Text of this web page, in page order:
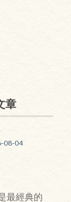
章
08-04
最經典的